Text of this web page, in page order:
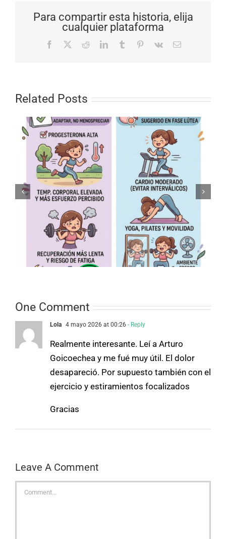
Para compartir esta historia, elija
cualquier plataforma
Facebook RedditLinkedInTumblr Pinterest
Vk Email
Related Posts
Ciclo menstrual
Ejercicio (Parte
One Comment
Lola 4 mayo 2026 at 00:26 - Reply
Realmente interesante. Leí a Arturo
Goicoechea y me fué muy útil. El dolor
desapareció. Por supuesto también con el
ejercicio y estiramientos focalizados
Gracias
Leave A Comment